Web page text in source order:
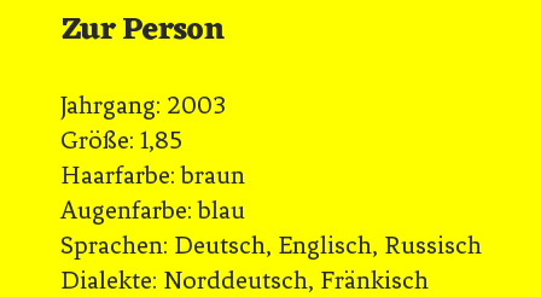
Zur Person
Jahrgang: 2003
Größe: 1,85
Haarfarbe: braun
Augenfarbe: blau
Sprachen: Deutsch, Englisch, Russisch
Dialekte: Norddeutsch, Fränkisch